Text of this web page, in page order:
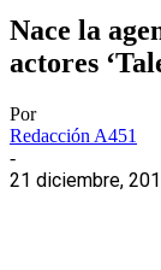
Nace la
actores
Por
Redacción A451
-
21 diciembre,